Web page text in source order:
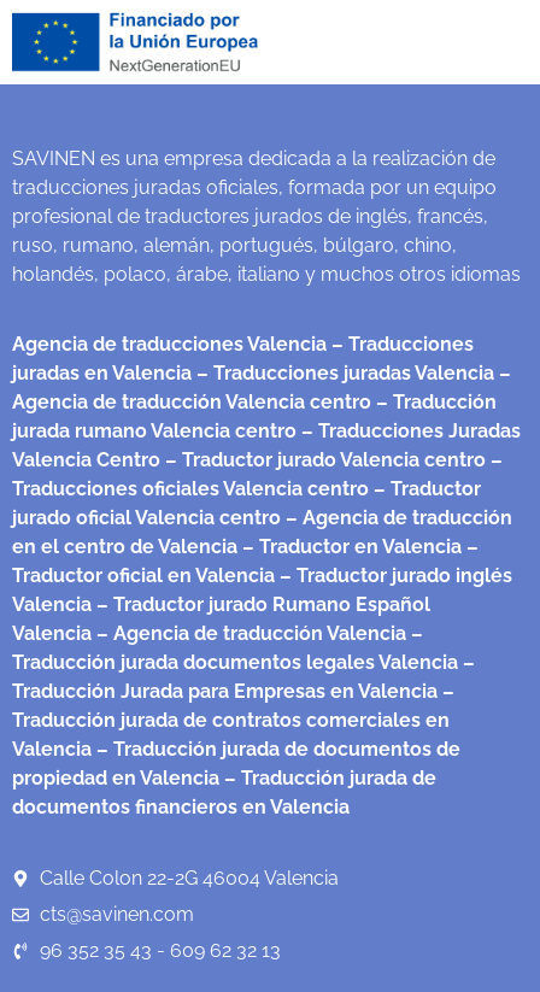
SAVINEN es una empresa dedicada a la realización de
traducciones juradas oficiales, formada por un equipo
profesional de traductores jurados de inglés, francés,
ruso, rumano, alemán, portugués, búlgaro, chino,
holandés, polaco, árabe, italiano y muchos otros idiomas
Agencia de traducciones Valencia – Traducciones
juradas en Valencia – Traducciones juradas Valencia –
Agencia de traducción Valencia centro – Traducción
jurada rumano Valencia centro – Traducciones Juradas
Valencia Centro – Traductor jurado Valencia centro –
Traducciones oficiales Valencia centro – Traductor
jurado oficial Valencia centro – Agencia de traducción
en el centro de Valencia – Traductor en Valencia –
Traductor oficial en Valencia – Traductor jurado inglés
Valencia – Traductor jurado Rumano Español
Valencia – Agencia de traducción Valencia –
Traducción jurada documentos legales Valencia –
Traducción Jurada para Empresas en Valencia –
Traducción jurada de contratos comerciales en
Valencia – Traducción jurada de documentos de
propiedad en Valencia – Traducción jurada de
documentos financieros en Valencia
Calle Colon 22-2G 46004 Valencia
cts@savinen.com
96 352 35 43 - 609 62 32 13